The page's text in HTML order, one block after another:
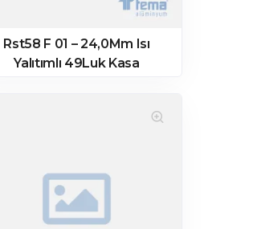
Rst58 F 01 – 24,0Mm Isı
Yalıtımlı 49Luk Kasa